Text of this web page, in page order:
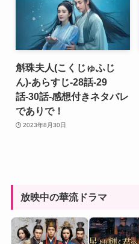
斛珠夫人(こくじゅふじ
ん)-あらすじ-28話-29
話-30話-感想付きネタバレ
でありで！
2023年8月30日
放映中の華流ドラマ